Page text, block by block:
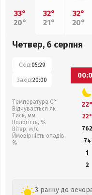
33°
20°
32°
21°
32°
20°
Четвер, 6 серпня
Схід:05:29
Захід:20:00
Температура С°
Відчувається як
Тиск, мм
Вологість, %
Вітер, м/с
Ймовірність опадів,
%
22°
22°
762
74
1
2
З ранку до